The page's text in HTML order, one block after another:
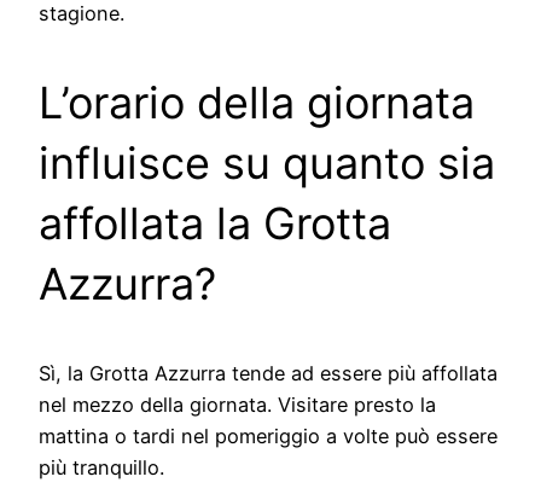
stagione.
L’orario della giornata
influisce su quanto sia
affollata la Grotta
Azzurra?
Sì, la Grotta Azzurra tende ad essere più affollata
nel mezzo della giornata. Visitare presto la
mattina o tardi nel pomeriggio a volte può essere
più tranquillo.